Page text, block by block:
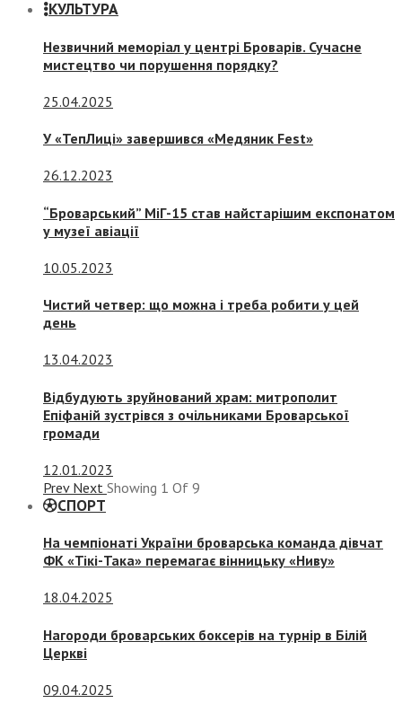
КУЛЬТУРА
Незвичний меморіал у центрі Броварів. Сучасне
мистецтво чи порушення порядку?
25.04.2025
У «ТепЛиці» завершився «Медяник Fest»
26.12.2023
“Броварський” МіГ-15 став найстарішим експонатом
у музеї авіації
10.05.2023
Чистий четвер: що можна і треба робити у цей
день
13.04.2023
Відбудують зруйнований храм: митрополит
Епіфаній зустрівся з очільниками Броварської
громади
12.01.2023
Prev Next Showing 1 Of 9
СПОРТ
На чемпіонаті України броварська команда дівчат
ФК «Тікі-Така» перемагає вінницьку «Ниву»
18.04.2025
Нагороди броварських боксерів на турнір в Білій
Церкві
09.04.2025